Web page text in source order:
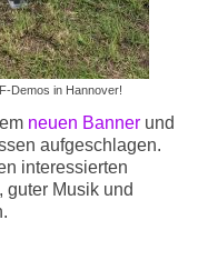
Demos in Hannover!
neuen Banner und
aufgeschlagen.
interessierten
guter Musik und